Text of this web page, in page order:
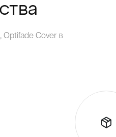
Optifade Cover в